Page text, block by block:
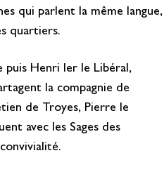
qui parlent la même langue,
quartiers.
puis Henri Ier le Libéral,
la compagnie de
de Troyes, Pierre le
avec les Sages des